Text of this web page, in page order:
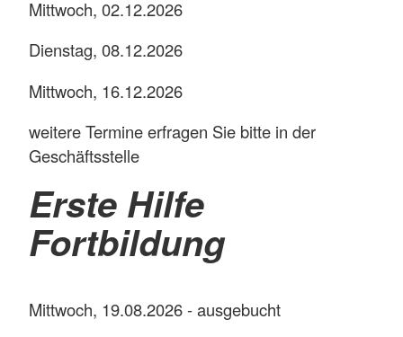
Mittwoch, 02.12.2026
Dienstag, 08.12.2026
Mittwoch, 16.12.2026
weitere Termine erfragen Sie bitte in der
Geschäftsstelle
Erste Hilfe
Fortbildung
Mittwoch, 19.08.2026 - ausgebucht